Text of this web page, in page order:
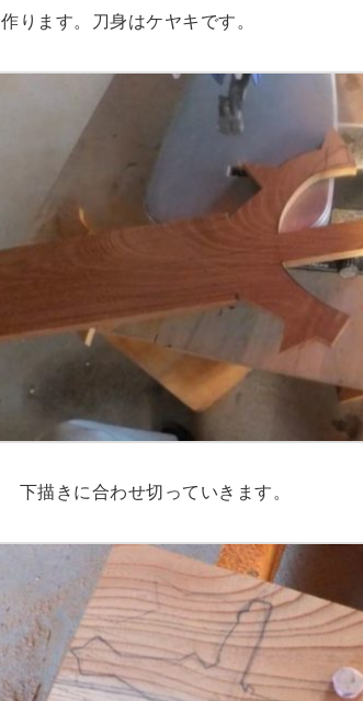
作ります。刀身はケヤキです。
下描きに合わせ切っていきます。